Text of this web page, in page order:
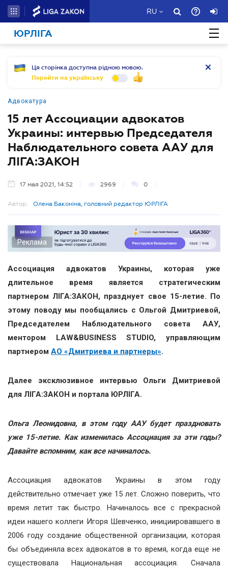
RU
ЮРЛІГА
Ця сторінка доступна рідною мовою.
Перейти на українську
Адвокатура
15 лет Ассоциации адвокатов
Украины: интервью Председателя
Наблюдательного совета ААУ для
ЛІГА:ЗАКОН
17 мая 2021, 14:52 2969 0
Автор: Олена Баконіна, головний редактор ЮРЛІГА
Реклама
Ассоциация адвокатов Украины, которая уже
длительное время является стратегическим
партнером ЛІГА:ЗАКОН, празднует свое 15-летие. По
этому поводу мы пообщались с Ольгой Дмитриевой,
Председателем Наблюдательного совета ААУ,
ментором LAW&BUSINESS STUDIO, управляющим
партнером АО «Дмитриева и партнеры».
Далее эксклюзивное интервью Ольги Дмитриевой
для ЛІГА:ЗАКОН и портала ЮРЛІГА.
Ольга Леонидовна, в этом году ААУ будет праздновать
уже 15-летие. Как изменилась Ассоциация за эти годы?
Давайте вспомним, как все начиналось.
Ассоциация адвокатов Украины в этом году
действительно отмечает уже 15 лет. Сложно поверить, что
время летит так быстро. Начиналось все с прекрасной
идеи нашего коллеги Игоря Шевченко, инициировавшего в
2006 году создание общественной организации, которая
бы объединяла всех адвокатов в то время, когда еще не
существовала Национальная ассоциация. Сначала